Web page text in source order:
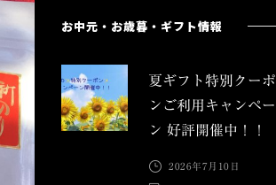
お中元・お歳暮・ギフト情報
夏ギフト特別クーポ
ンご利用キャンペー
ン 好評開催中！！
2026年7月10日